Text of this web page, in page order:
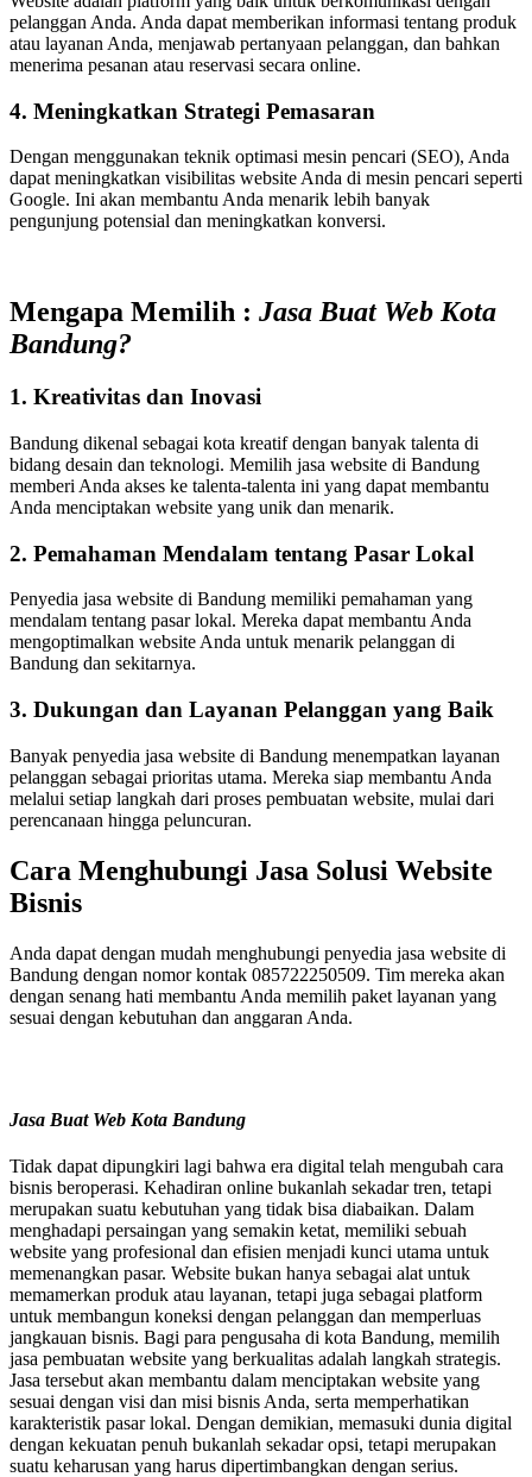
pelanggan Anda. Anda dapat memberikan informasi tentang produk
atau layanan Anda, menjawab pertanyaan pelanggan, dan bahkan
menerima pesanan atau reservasi secara online.
4. Meningkatkan Strategi Pemasaran
Dengan menggunakan teknik optimasi mesin pencari (SEO), Anda
dapat meningkatkan visibilitas website Anda di mesin pencari seperti
Google. Ini akan membantu Anda menarik lebih banyak
pengunjung potensial dan meningkatkan konversi.
Mengapa Memilih : Jasa Buat Web Kota
Bandung?
1. Kreativitas dan Inovasi
Bandung dikenal sebagai kota kreatif dengan banyak talenta di
bidang desain dan teknologi. Memilih jasa website di Bandung
memberi Anda akses ke talenta-talenta ini yang dapat membantu
Anda menciptakan website yang unik dan menarik.
2. Pemahaman Mendalam tentang Pasar Lokal
Penyedia jasa website di Bandung memiliki pemahaman yang
mendalam tentang pasar lokal. Mereka dapat membantu Anda
mengoptimalkan website Anda untuk menarik pelanggan di
Bandung dan sekitarnya.
3. Dukungan dan Layanan Pelanggan yang Baik
Banyak penyedia jasa website di Bandung menempatkan layanan
pelanggan sebagai prioritas utama. Mereka siap membantu Anda
melalui setiap langkah dari proses pembuatan website, mulai dari
perencanaan hingga peluncuran.
Cara Menghubungi Jasa Solusi Website
Bisnis
Anda dapat dengan mudah menghubungi penyedia jasa website di
Bandung dengan nomor kontak 085722250509. Tim mereka akan
dengan senang hati membantu Anda memilih paket layanan yang
sesuai dengan kebutuhan dan anggaran Anda.
Jasa Buat Web Kota Bandung
Tidak dapat dipungkiri lagi bahwa era digital telah mengubah cara
bisnis beroperasi. Kehadiran online bukanlah sekadar tren, tetapi
merupakan suatu kebutuhan yang tidak bisa diabaikan. Dalam
menghadapi persaingan yang semakin ketat, memiliki sebuah
website yang profesional dan efisien menjadi kunci utama untuk
memenangkan pasar. Website bukan hanya sebagai alat untuk
memamerkan produk atau layanan, tetapi juga sebagai platform
untuk membangun koneksi dengan pelanggan dan memperluas
jangkauan bisnis. Bagi para pengusaha di kota Bandung, memilih
jasa pembuatan website yang berkualitas adalah langkah strategis.
Jasa tersebut akan membantu dalam menciptakan website yang
sesuai dengan visi dan misi bisnis Anda, serta memperhatikan
karakteristik pasar lokal. Dengan demikian, memasuki dunia digital
dengan kekuatan penuh bukanlah sekadar opsi, tetapi merupakan
suatu keharusan yang harus dipertimbangkan dengan serius.